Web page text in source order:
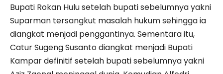
Bupati Rokan Hulu setelah bupati sebelumnya yakni
Suparman tersangkut masalah hukum sehingga ia
diangkat menjadi penggantinya. Sementara itu,
Catur Sugeng Susanto diangkat menjadi Bupati
Kampar definitif setelah bupati sebelumnya yakni